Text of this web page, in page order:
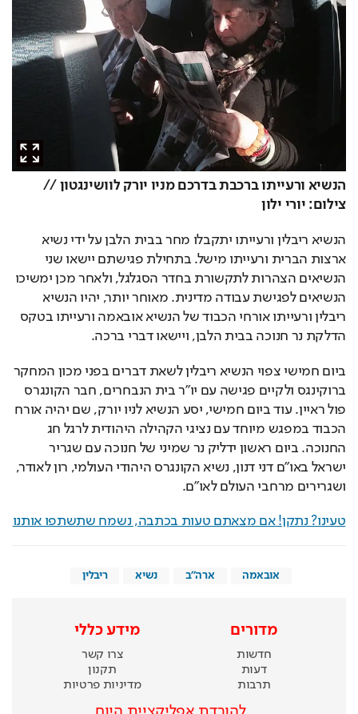
הנשיא ורעייתו ברכבת בדרכם מניו יורק לוושינגטון //
צילום: יורי ילון
הנשיא ריבלין ורעייתו יתקבלו מחר בבית הלבן על ידי נשיא
ארצות הברית ורעייתו מישל. בתחילת פגישתם יישאו שני
הנשיאים הצהרות לתקשורת בחדר הסגלגל, ולאחר מכן ימשיכו
הנשיאים לפגישת עבודה מדינית. מאוחר יותר, יהיו הנשיא
ריבלין ורעייתו אורחי הכבוד של הנשיא אובאמה ורעייתו בטקס
הדלקת נר חנוכה בבית הלבן, ויישאו דברי ברכה.
ביום חמישי צפוי הנשיא ריבלין לשאת דברים בפני מכון המחקר
ברוקינגס ולקיים פגישה עם יו״ר בית הנבחרים, חבר הקונגרס
פול ראיין. עוד ביום חמישי, יסע הנשיא לניו יורק, שם יהיה אורח
הכבוד במפגש מיוחד עם נציגי הקהילה היהודית לרגל חג
החנוכה. ביום ראשון ידליק נר שמיני של חנוכה עם שגריר
ישראל באו"ם דני דנון, נשיא הקונגרס היהודי העולמי, רון לאודר,
ושגרירים מרחבי העולם לאו"ם.
טעינו? נתקן! אם מצאתם טעות בכתבה, נשמח שתשתפו אותנו
אובאמה ארה"ב נשיא ריבלין
מדורים
חדשות
דעות
תרבות
מידע כללי
צרו קשר
תקנון
מדיניות פרטיות